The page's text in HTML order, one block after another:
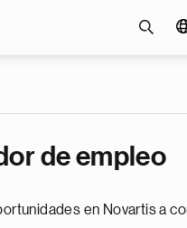
de empleo
en Novartis a